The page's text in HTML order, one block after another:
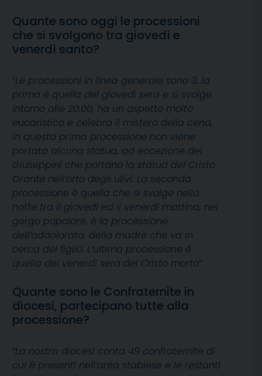
Quante sono oggi le processioni
che si svolgono tra giovedì e
venerdì santo?
“Le processioni in linea generale sono 3: la
prima è quella del giovedì sera e si svolge
intorno alle 20:00, ha un aspetto molto
eucaristico e celebra il mistero della cena,
in questa prima processione non viene
portata alcuna statua, ad eccezione dei
Giuseppini che portano la statua del Cristo
Orante nell’orto degli ulivi. La seconda
processione è quella che si svolge nella
notte tra il giovedì ed il venerdì mattina, nel
gergo popolare, è la processione
dell’addolorata, della madre che va in
cerca del figlio. L’ultima processione è
quella del venerdì sera del Cristo morto”.
Quante sono le Confraternite in
diocesi, partecipano tutte alla
processione?
“La nostra diocesi conta 49 confraternite di
cui 8 presenti nell’area stabiese e le restanti